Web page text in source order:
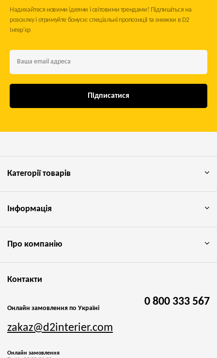
Надихайтеся новими ідеями і світовими трендами! Підпишіться на
розсилку і отримуйте бонуси: спеціальні пропозиції та знижки в D2
Інтер'єр
Підписатися
Категорії товарів
Інформація
Про компанію
Контакти
Онлайн замовлення по Україні
0 800 333 567
zakaz@d2interier.com
Онлайн замовлення